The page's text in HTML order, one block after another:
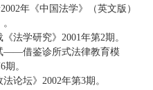
年《中国法学》（英文版）
法学研究》2001年第2期。
——借鉴诊所式法律教育模
。
论坛》2002年第3期。